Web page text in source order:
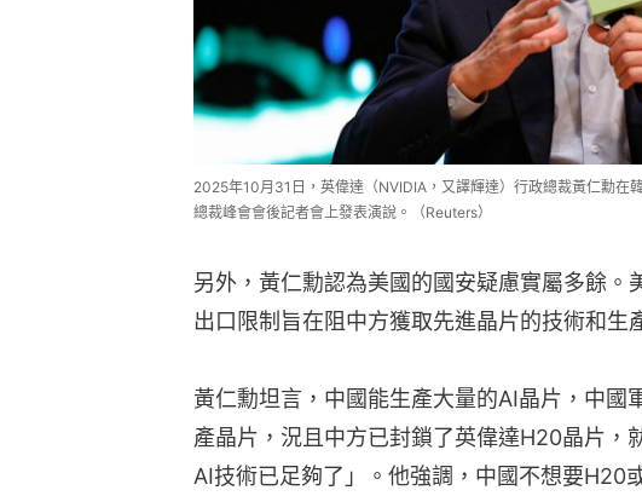
2025年10月31日，英偉達（NVIDIA，又譯輝達）行政總裁黃仁勳在
總裁峰會會後記者會上發表演說。（Reuters）
另外，黃仁勳認為美國的國安疑慮實屬多餘。
出口限制旨在阻中方獲取先進晶片的技術和生
黃仁勳坦言，中國能生產大量的AI晶片，中國
產晶片，況且中方已封鎖了英偉達H20晶片，
AI技術已足夠了」。他強調，中國不想要H20